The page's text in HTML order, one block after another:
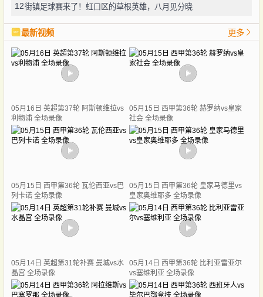
12街镇足球赛来了！虹口区的草根英雄，八月见分晓
最新视频 更多
05月16日 英超第37轮 阿斯顿维拉vs
利物浦 全场录像
05月15日 西甲第36轮 赫罗纳vs皇家
社会 全场录像
05月15日 西甲第36轮 瓦伦西亚vs巴
列卡诺 全场录像
05月15日 西甲第36轮 皇家马德里vs
皇家奥维耶多 全场录像
05月14日 英超第31轮补赛 曼城vs水
晶宫 全场录像
05月14日 西甲第36轮 比利亚雷亚尔
vs塞维利亚 全场录像